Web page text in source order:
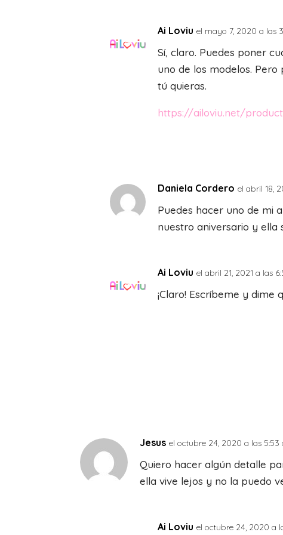
Ai Loviu el mayo 7, 2020 a las
Sí, claro. Puedes poner
uno de los modelos. Pero
tú quieras.
https://ailoviu.net/
Daniela Cordero el abril 18,
Puedes hacer uno de mi
nuestro aniversario y
Ai Loviu el abril 21, 2021 a las
¡Claro! Escríbeme y dime
Jesus el octubre 24, 2020 a las 5:53
Quiero hacer algún detalle
ella vive lejos y no la puedo
Ai Loviu el octubre 24, 2020 a